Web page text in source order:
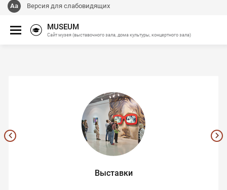
Версия для слабовидящих
MUSEUM
Сайт музея (выставочного зала, дома культуры, концертного зала)
Выставки